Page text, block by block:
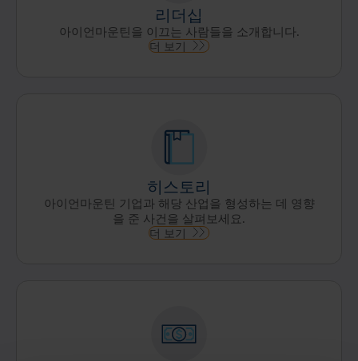
리더십
아이언마운틴을 이끄는 사람들을 소개합니다.
더 보기
히스토리
아이언마운틴 기업과 해당 산업을 형성하는 데 영향
을 준 사건을 살펴보세요.
더 보기